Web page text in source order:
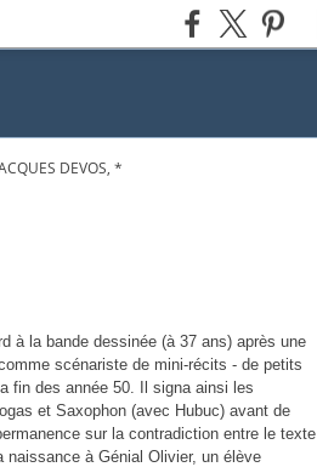
DEVOS, *
à la bande dessinée (à 37 ans) après une
scénariste de mini-récits - de petits
fin des année 50. Il signa ainsi les
et Saxophon (avec Hubuc) avant de
sur la contradiction entre le texte
naissance à Génial Olivier, un élève